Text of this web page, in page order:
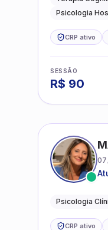
Psicologia
CRP ativo
SESSÃO
R$ 90
Psicologia
CRP ativo